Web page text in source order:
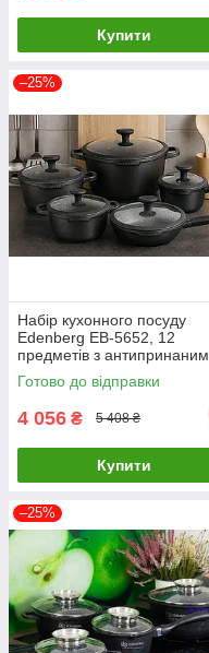
Купити
–25%
Набір кухонного посуду
Edenberg EB-5652, 12
предметів з антипринаним
покриттям
Готово до відправки
4 056 ₴ 5 408 ₴
Купити
–25%